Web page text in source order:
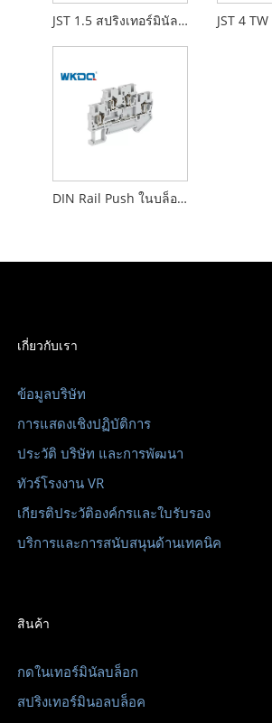
JST 1.5 สปริงเทอร์มินัลขั้วต่อขั้วต่อบล็อกขั้วต่อโหลดการสั่นสะเทือน
DIN Rail Push ในบล็อกเทอร์มินัลการเชื่อมต่อสปริง 16AWG
เกี่ยวกับเรา
ข้อมูลบริษัท
การแสดงเชิงปฏิบัติการ
ประวัติ บริษัท และการพัฒนา
ทัวร์โรงงาน VR
เกียรติประวัติองค์กรและใบรับรอง
บริการและการสนับสนุนด้านเทคนิค
สินค้า
กดในเทอร์มินัลบล็อก
สปริงเทอร์มินอลบล็อค